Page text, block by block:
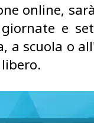
online,
e
a scuola o